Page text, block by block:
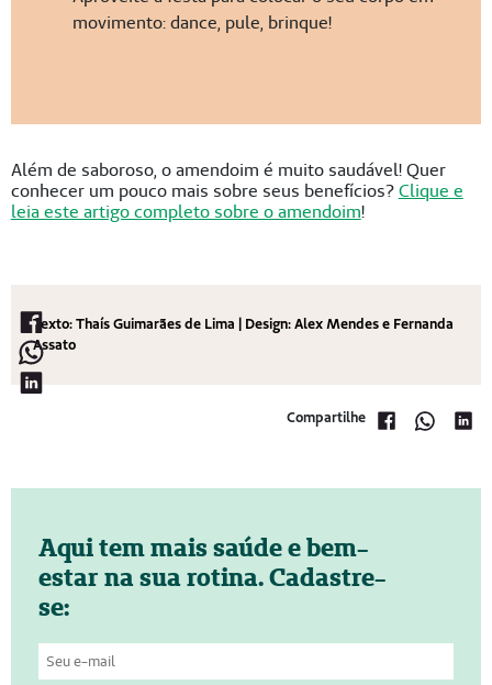
movimento: dance, pule, brinque!
Além de saboroso, o amendoim é muito saudável! Quer
conhecer um pouco mais sobre seus benefícios?Clique e
leia este artigo completo sobre o amendoim!
Texto: Thaís Guimarães de Lima | Design: Alex Mendes e Fernanda
Assato
Compartilhe
Aqui tem mais saúde e bem-
estar na sua rotina. Cadastre-
se: